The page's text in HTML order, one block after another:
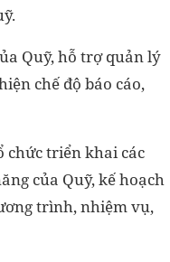
Quỹ, hỗ trợ quản lý
chế độ báo cáo,
chức triển khai các
của Quỹ, kế hoạch
trình, nhiệm vụ,